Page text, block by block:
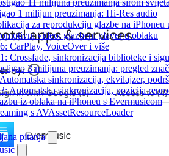
11 milijuna preuzimanja širom
1 milijun preuzimanja: Hi-Res audio
za reprodukciju glazbe na iPhoneu
video: glazbeni player u oblaku
CarPlay, VoiceOver i više
Crossfade, sinkronizacija biblioteke i
3 milijuna preuzimanja: pregled
sinkronizacija, ekvilajzer,
Automatska sinkronizacija, pozicija
iz oblaka na iPhoneu s Evermusicom
s AVAssetResourceLoader
pitanja